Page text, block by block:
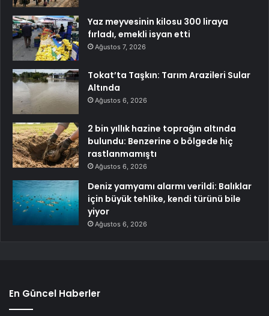
Yaz meyvesinin kilosu 300 liraya
fırladı, emekli isyan etti
Ağustos 7, 2026
Tokat’ta Taşkın: Tarım Arazileri Sular
Altında
Ağustos 6, 2026
2 bin yıllık hazine toprağın altında
bulundu: Benzerine o bölgede hiç
rastlanmamıştı
Ağustos 6, 2026
Deniz yamyamı alarmı verildi: Balıklar
için büyük tehlike, kendi türünü bile
yiyor
Ağustos 6, 2026
En Güncel Haberler